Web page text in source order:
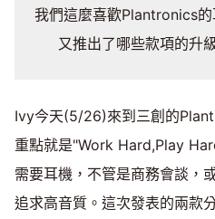
我們這麼喜歡Plantronics
又推出了哪些款項的升
Ivy今天(5/26)來到三創的
重點就是"Work Hard,Play
需要耳機，不管是商務會談，
追求高音質。這次發表的兩款